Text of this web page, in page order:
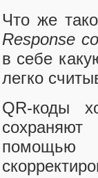
Что же
Response
в себе
легко
QR-коды
помощью